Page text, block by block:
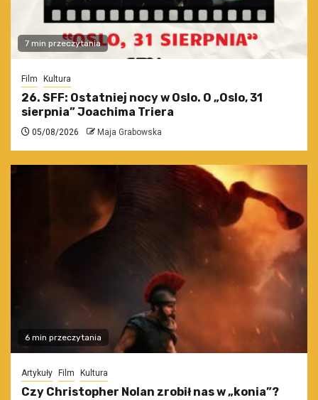
7 min przeczytania
Film Kultura
26. SFF: Ostatniej nocy w Oslo. O „Oslo, 31
sierpnia” Joachima Triera
05/08/2026 Maja Grabowska
6 min przeczytania
Artykuły Film Kultura
Czy Christopher Nolan zrobił nas w „konia”?